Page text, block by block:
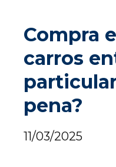
Compra
carros
pena?
11/03/2025